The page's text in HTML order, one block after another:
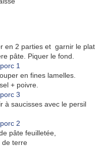
en 2 parties et garnir le plat
pâte. Piquer le fond.
en fines lamelles.
+ poivre.
à saucisses avec le persil
pâte feuilletée,
de terre